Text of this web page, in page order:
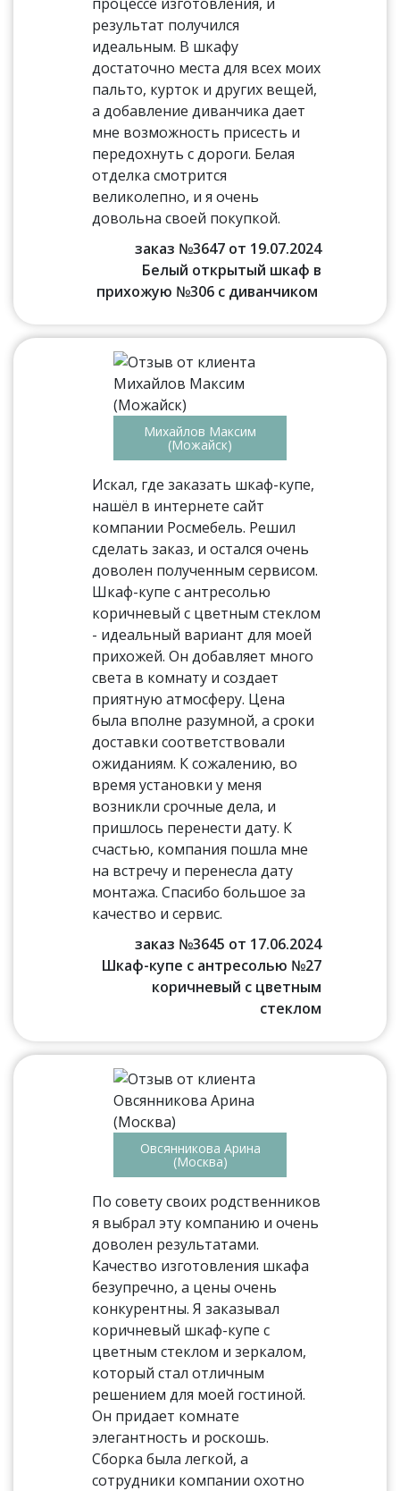
результат получился
идеальным. В шкафу
достаточно места для всех моих
пальто, курток и других вещей,
а добавление диванчика дает
мне возможность присесть и
передохнуть с дороги. Белая
отделка смотрится
великолепно, и я очень
довольна своей покупкой.
заказ №3647 от 19.07.2024
Белый открытый шкаф в
прихожую №306 с диванчиком
Михайлов Максим
(Можайск)
Искал, где заказать шкаф-купе,
нашёл в интернете сайт
компании Росмебель. Решил
сделать заказ, и остался очень
доволен полученным сервисом.
Шкаф-купе с антресолью
коричневый с цветным стеклом
- идеальный вариант для моей
прихожей. Он добавляет много
света в комнату и создает
приятную атмосферу. Цена
была вполне разумной, а сроки
доставки соответствовали
ожиданиям. К сожалению, во
время установки у меня
возникли срочные дела, и
пришлось перенести дату. К
счастью, компания пошла мне
на встречу и перенесла дату
монтажа. Спасибо большое за
качество и сервис.
заказ №3645 от 17.06.2024
Шкаф-купе с антресолью №27
коричневый с цветным
стеклом
Овсянникова Арина
(Москва)
По совету своих родственников
я выбрал эту компанию и очень
доволен результатами.
Качество изготовления шкафа
безупречно, а цены очень
конкурентны. Я заказывал
коричневый шкаф-купе с
цветным стеклом и зеркалом,
который стал отличным
решением для моей гостиной.
Он придает комнате
элегантность и роскошь.
Сборка была легкой, а
сотрудники компании охотно